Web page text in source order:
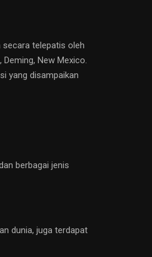
secara telepatis oleh
New Mexico.
yang disampaikan
berbagai jenis
dunia, juga terdapat